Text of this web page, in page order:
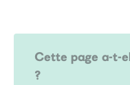
Cette page a-t-
?